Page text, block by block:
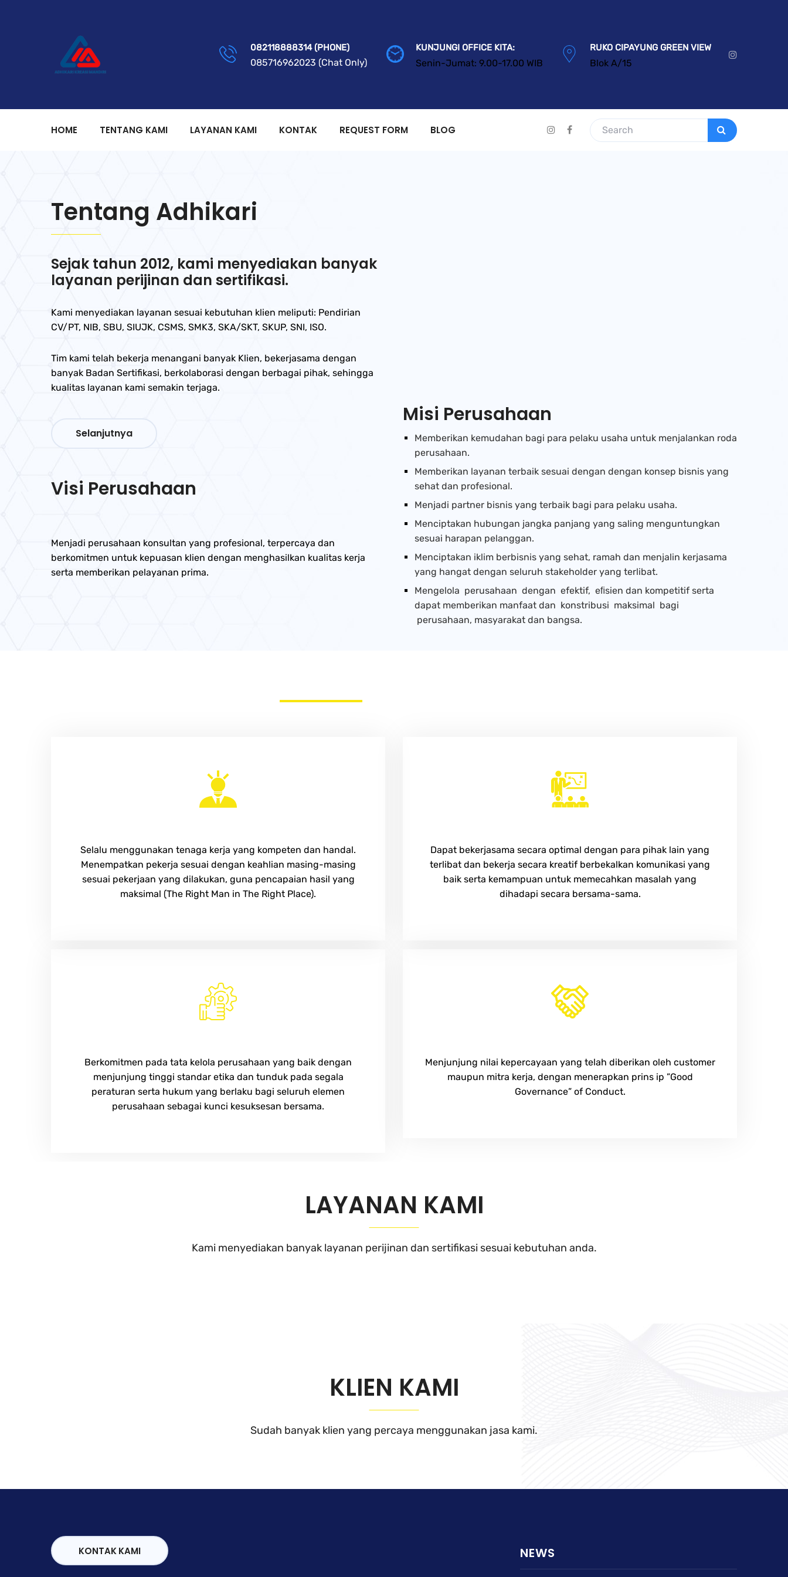
082118888314 (PHONE)
085716962023 (Chat Only)
KUNJUNGI OFFICE KITA:
Senin-Jumat: 9.00-17.00 WIB
RUKO CIPAYUNG GREEN VIEW
Blok A/15
HOME TENTANG KAMI LAYANAN KAMI KONTAK REQUEST FORM BLOG
Tentang Adhikari
Sejak tahun 2012, kami menyediakan banyak
layanan perijinan dan sertifikasi.
Kami menyediakan layanan sesuai kebutuhan klien meliputi: Pendirian
CV/PT, NIB, SBU, SIUJK, CSMS, SMK3, SKA/SKT, SKUP, SNI, ISO.
Tim kami telah bekerja menangani banyak Klien, bekerjasama dengan
banyak Badan Sertifikasi, berkolaborasi dengan berbagai pihak, sehingga
kualitas layanan kami semakin terjaga.
Selanjutnya
Visi Perusahaan
Menjadi perusahaan konsultan yang profesional, terpercaya dan
berkomitmen untuk kepuasan klien dengan menghasilkan kualitas kerja
serta memberikan pelayanan prima.
Misi Perusahaan
Memberikan kemudahan bagi para pelaku usaha untuk menjalankan roda
perusahaan.
Memberikan layanan terbaik sesuai dengan dengan konsep bisnis yang
sehat dan profesional.
Menjadi partner bisnis yang terbaik bagi para pelaku usaha.
Menciptakan hubungan jangka panjang yang saling menguntungkan
sesuai harapan pelanggan.
Menciptakan iklim berbisnis yang sehat, ramah dan menjalin kerjasama
yang hangat dengan seluruh stakeholder yang terlibat.
Mengelola perusahaan dengan efektif, eﬁsien dan kompetitif serta
dapat memberikan manfaat dan konstribusi maksimal bagi
perusahaan, masyarakat dan bangsa.
KENAPA
Selalu menggunakan tenaga kerja yang kompeten dan handal.
Menempatkan pekerja sesuai dengan keahlian masing-masing
sesuai pekerjaan yang dilakukan, guna pencapaian hasil yang
maksimal (The Right Man in The Right Place).
Dapat bekerjasama secara optimal dengan para pihak lain yang
terlibat dan bekerja secara kreatif berbekalkan komunikasi yang
baik serta kemampuan untuk memecahkan masalah yang
dihadapi secara bersama-sama.
Berkomitmen pada tata kelola perusahaan yang baik dengan
menjunjung tinggi standar etika dan tunduk pada segala
peraturan serta hukum yang berlaku bagi seluruh elemen
perusahaan sebagai kunci kesuksesan bersama.
Menjunjung nilai kepercayaan yang telah diberikan oleh customer
maupun mitra kerja, dengan menerapkan prins ip ”Good
Governance” of Conduct.
LAYANAN KAMI
Kami menyediakan banyak layanan perijinan dan sertifikasi sesuai kebutuhan anda.
KLIEN KAMI
Sudah banyak klien yang percaya menggunakan jasa kami.
KONTAK KAMI NEWS